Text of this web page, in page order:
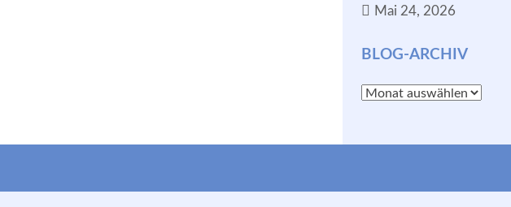
Mai 24, 2026
BLOG-ARCHIV
Blog-